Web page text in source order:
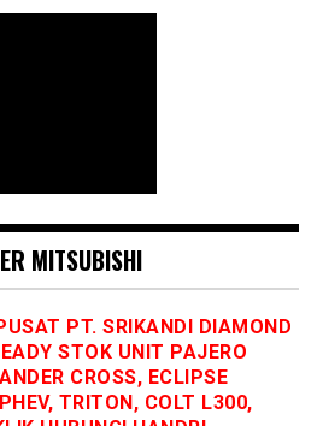
MITSUBISHI
PT. SRIKANDI DIAMOND
STOK UNIT PAJERO
CROSS, ECLIPSE
TRITON, COLT L300,